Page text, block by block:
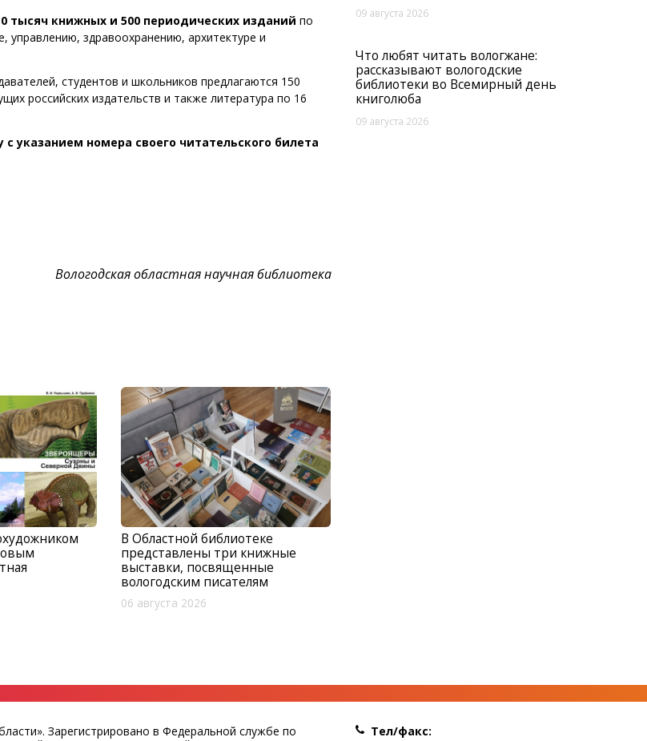
тысяч книжных и 500 периодических изданий по
управлению, здравоохранению, архитектуре и
студентов и школьников предлагаются 150
российских издательств и также литература по 16
с указанием номера своего читательского билета
Вологодская областная научная библиотека
В Областной библиотеке
представлены три книжные
выставки, посвященные
вологодским писателям
06 августа 2026
09 августа 2026
Что любят читать вологжане:
рассказывают вологодские
библиотеки во Всемирный день
книголюба
09 августа 2026
Зарегистрировано в Федеральной службе по
Тел/факс: